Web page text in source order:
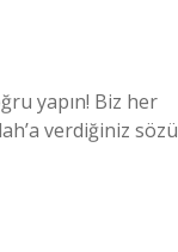
yapın! Biz her
verdiğiniz sözü